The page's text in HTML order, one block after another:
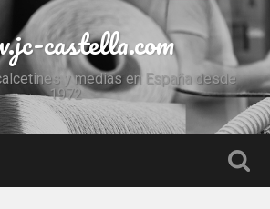
castella.com
y medias en España desde
1972